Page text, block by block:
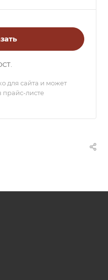
для сайта и может
прайс-листе